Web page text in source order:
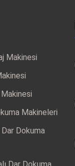
Makinesi
Makineleri
Dokuma